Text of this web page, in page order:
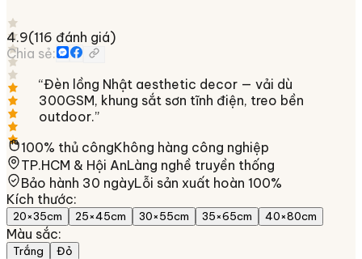
4.9(116 đánh giá)
Chia sẻ:
“Đèn lồng Nhật aesthetic decor — vải dù
300GSM, khung sắt sơn tĩnh điện, treo bền
outdoor.”
100% thủ côngKhông hàng công nghiệp
TP.HCM & Hội AnLàng nghề truyền thống
Bảo hành 30 ngàyLỗi sản xuất hoàn 100%
Kích thước:
20×35cm 25×45cm 30×55cm 35×65cm 40×80cm
Màu sắc:
Trắng Đỏ